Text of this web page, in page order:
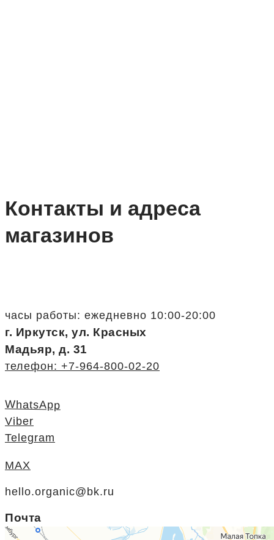
Контакты и адреса
магазинов
часы работы: ежедневно 10:00-20:00
г. Иркутск, ул. Красных
Мадьяр, д. 31
телефон: +7-964-800-02-20
WhatsApp
Viber
Telegram
MAX
hello.organic@bk.ru
Почта